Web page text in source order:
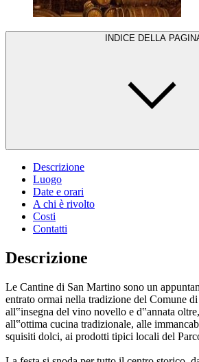
INDICE DELLA
Descrizione
Luogo
Date e orari
A chi è rivolto
Costi
Contatti
Descrizione
Le Cantine di San Martino sono un
entrato ormai nella tradizione del Comune
all‟insegna del vino novello e d‟annata
all‟ottima cucina tradizionale, alle
squisiti dolci, ai prodotti tipici locali del